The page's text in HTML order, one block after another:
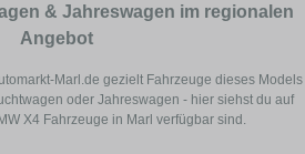
& Jahreswagen im regionalen
Angebot
Marl.de gezielt Fahrzeuge dieses Models
oder Jahreswagen - hier siehst du auf
X4 Fahrzeuge in Marl verfügbar sind.